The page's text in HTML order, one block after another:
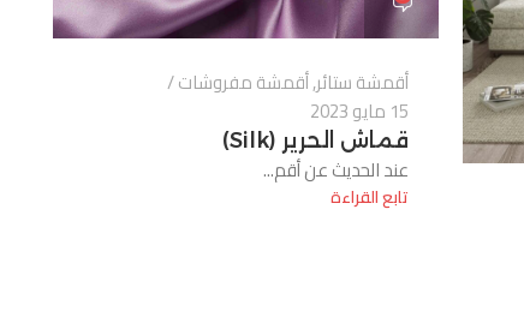
أقمشة ستائر,أقمشة مفروشات
15 مايو 2023
قماش الحرير (Silk)
عند الحديث عن أقم...
تابع القراءة